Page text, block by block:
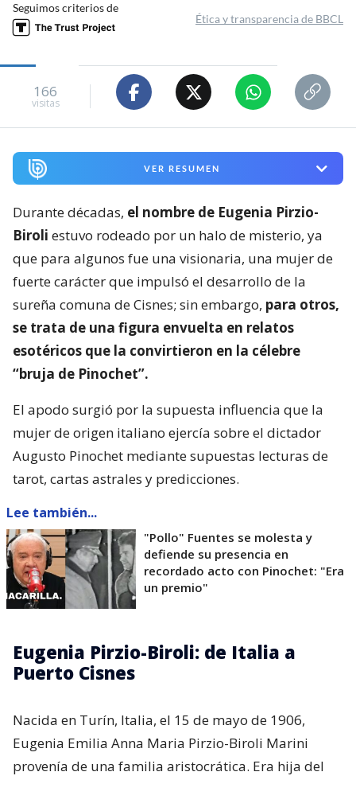
Seguimos criterios de
Ética y transparencia de BBCL
166
visitas
VER RESUMEN
Durante décadas, el nombre de Eugenia Pirzio-
Biroli estuvo rodeado por un halo de misterio, ya
que para algunos fue una visionaria, una mujer de
fuerte carácter que impulsó el desarrollo de la
sureña comuna de Cisnes; sin embargo, para otros,
se trata de una figura envuelta en relatos
esotéricos que la convirtieron en la célebre
“bruja de Pinochet”.
El apodo surgió por la supuesta influencia que la
mujer de origen italiano ejercía sobre el dictador
Augusto Pinochet mediante supuestas lecturas de
tarot, cartas astrales y predicciones.
Lee también...
"Pollo" Fuentes se molesta y
defiende su presencia en
recordado acto con Pinochet: "Era
un premio"
Eugenia Pirzio-Biroli: de Italia a
Puerto Cisnes
Nacida en Turín, Italia, el 15 de mayo de 1906,
Eugenia Emilia Anna Maria Pirzio-Biroli Marini
provenía de una familia aristocrática. Era hija del